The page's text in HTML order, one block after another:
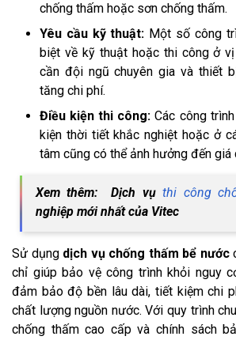
chống thấm hoặc sơn chống thấm.
Yêu cầu kỹ thuật: Một số công
biệt về kỹ thuật hoặc thi công ở
cần đội ngũ chuyên gia và thiết
tăng chi phí.
Điều kiện thi công: Các công
kiện thời tiết khắc nghiệt hoặc ở
tâm cũng có thể ảnh hưởng đến giá
Xem thêm: Dịch vụthi công
nghiệp mới nhất của Vitec
Sử dụng dịch vụ chống thấm bể nước
chỉ giúp bảo vệ công trình khỏi nguy
đảm bảo độ bền lâu dài, tiết kiệm chi
chất lượng nguồn nước. Với quy trình
chống thấm cao cấp và chính sách